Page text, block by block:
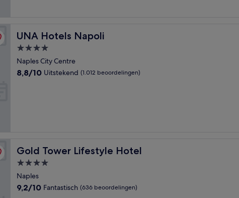
UNA Hotels Napoli
UNA Hotels Napoli
4.0-
sterrenaccommodatie
Naples City Centre
8.8
8,8/10 Uitstekend (1.012 beoordelingen)
Gold Tower Lifestyle Hotel
Gold Tower Lifestyle Hotel
4.0-
sterrenaccommodatie
Naples
9.2
9,2/10 Fantastisch (636 beoordelingen)